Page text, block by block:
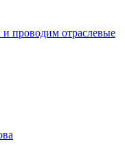
проводим отраслевые